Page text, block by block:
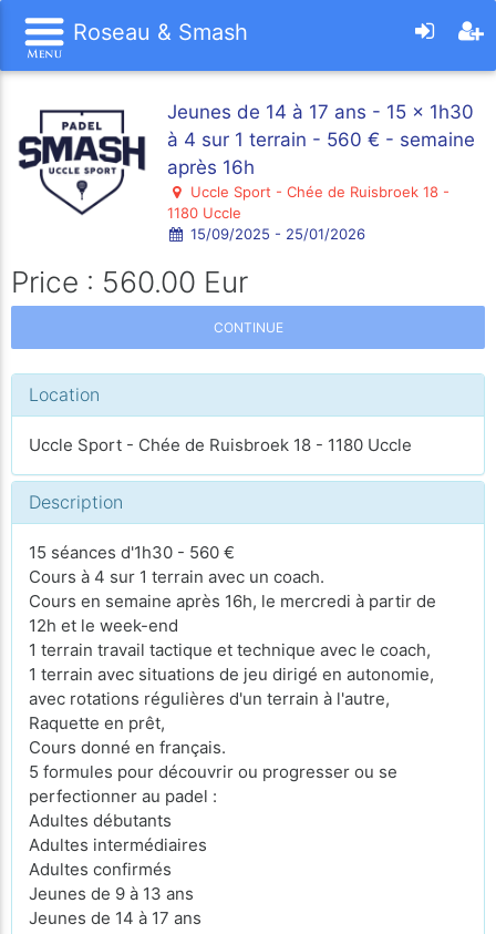
Roseau & Smash
Jeunes de 14 à 17 ans - 15 x 1h30
à 4 sur 1 terrain - 560 € - semaine
après 16h
Uccle Sport - Chée de Ruisbroek 18 -
1180 Uccle
15/09/2025 - 25/01/2026
Price : 560.00 Eur
CONTINUE
Location
Uccle Sport - Chée de Ruisbroek 18 - 1180 Uccle
Description
15 séances d'1h30 - 560 €
Cours à 4 sur 1 terrain avec un coach.
Cours en semaine après 16h, le mercredi à partir de
12h et le week-end
1 terrain travail tactique et technique avec le coach,
1 terrain avec situations de jeu dirigé en autonomie,
avec rotations régulières d'un terrain à l'autre,
Raquette en prêt,
Cours donné en français.
5 formules pour découvrir ou progresser ou se
perfectionner au padel :
Adultes débutants
Adultes intermédiaires
Adultes confirmés
Jeunes de 9 à 13 ans
Jeunes de 14 à 17 ans